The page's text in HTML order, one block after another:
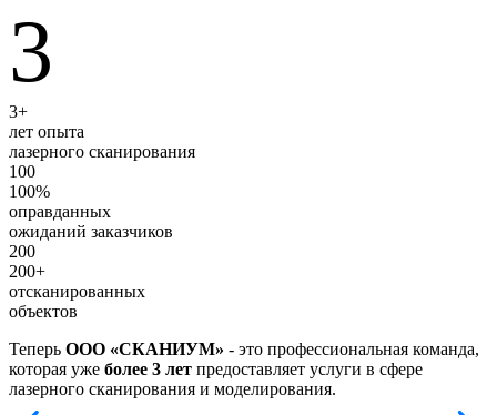
3
3+
лет опыта
лазерного сканирования
100
100%
оправданных
ожиданий заказчиков
200
200+
отсканированных
объектов
Теперь ООО «СКАНИУМ» - это профессиональная команда,
которая уже более 3 лет предоставляет услуги в сфере
лазерного сканирования и моделирования.